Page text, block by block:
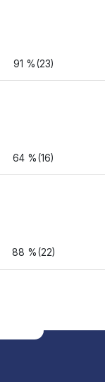
91 %(23)
64 %(16)
88 %(22)